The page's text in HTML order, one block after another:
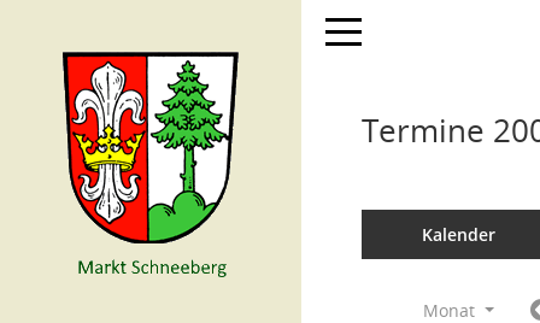
Toggle navigation
Termine
Kalender
Monat